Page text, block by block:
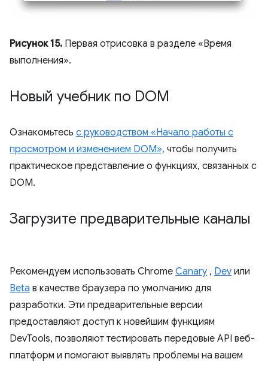
Рисунок 15. Первая отрисовка в разделе «Время
выполнения».
Новый учебник по DOM
Ознакомьтесь с руководством «Начало работы с
просмотром и изменением DOM», чтобы получить
практическое представление о функциях, связанных с
DOM.
Загрузите предварительные каналы
Рекомендуем использовать Chrome Canary , Dev или
Beta в качестве браузера по умолчанию для
разработки. Эти предварительные версии
предоставляют доступ к новейшим функциям
DevTools, позволяют тестировать передовые API веб-
платформ и помогают выявлять проблемы на вашем